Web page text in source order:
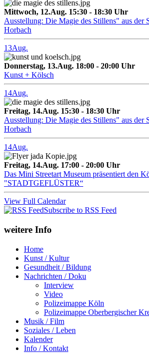
Mittwoch, 12.Aug. 15:30 - 18:30 Uhr
Ausstellung: Die Magie des Stillens" aus der
Horbach
13Aug.
Donnerstag, 13.Aug. 18:00 - 20:00 Uhr
Kunst + Kölsch
14Aug.
Freitag, 14.Aug. 15:30 - 18:30 Uhr
Ausstellung: Die Magie des Stillens" aus der
Horbach
14Aug.
Freitag, 14.Aug. 17:00 - 20:00 Uhr
Das Mini Streetart Museum präsentiert den
"STADTGEFLÜSTER“
View Full Calendar
Subscribe to RSS Feed
weitere Info
Home
Kunst / Kultur
Gesundheit / Bildung
Nachrichten / Doku
Interview
Video
Polizeimappe Köln
Polizeimappe Oberbergischer
Musik / Film
Soziales / Leben
Kalender
Info / Kontakt